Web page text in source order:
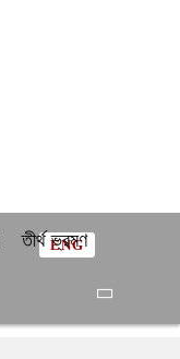
তীর্থ ভ্রমণ
ENG